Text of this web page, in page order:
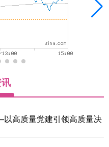
高质量党建引领高质量决